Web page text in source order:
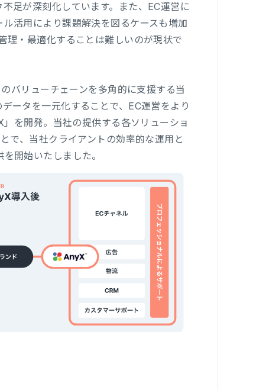
足が深刻化しています。また、EC運営に
活用により課題解決を図るケースも増加
理・最適化することは難しいのが現状で
バリューチェーンを多角的に支援する当
ータを一元化することで、EC運営をより
を開発。当社の提供する各ソリューショ
で、当社クライアントの効率的な運用と
開始いたしました。